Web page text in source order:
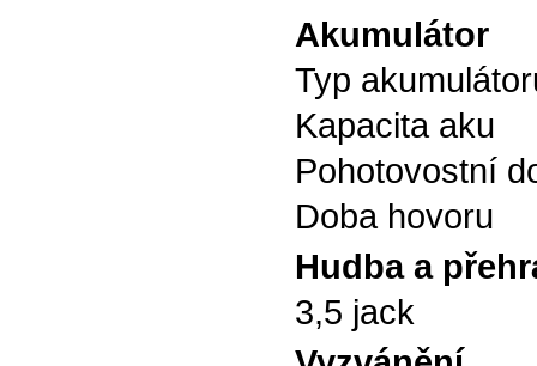
Akumulátor
Typ
Kapacita aku
Pohotovostní
Doba hovoru
Hudba a
3,5 jack